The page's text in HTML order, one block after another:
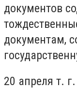
документов
документам,
20 апреля т.